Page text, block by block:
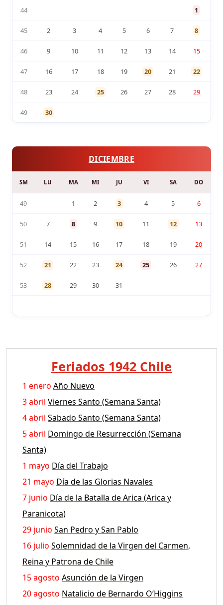
44 1
45 2 3 4 5 6 7 8
46 9 10 11 12 13 14 15
47 16 17 18 19 20 21 22
48 23 24 25 26 27 28 29
49 30
DICIEMBRE
SM LU MA MI JU VI SA DO
49 1 2 3 4 5 6
50 7 8 9 10 11 12 13
51 14 15 16 17 18 19 20
52 21 22 23 24 25 26 27
53 28 29 30 31
Feriados 1942 Chile
1 enero Año Nuevo
3 abril Viernes Santo (Semana Santa)
4 abril Sabado Santo (Semana Santa)
5 abril Domingo de Resurrección (Semana
Santa)
1 mayo Día del Trabajo
21 mayo Día de las Glorias Navales
7 junio Día de la Batalla de Arica (Arica y
Paranicota)
29 junio San Pedro y San Pablo
16 julio Solemnidad de la Virgen del Carmen,
Reina y Patrona de Chile
15 agosto Asunción de la Virgen
20 agosto Natalicio de Bernardo O’Higgins